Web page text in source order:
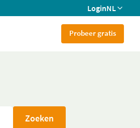
LoginNL
Probeer gratis
Zoeken